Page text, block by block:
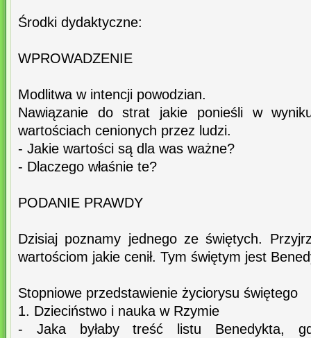
Środki dydaktyczne:
WPROWADZENIE
Modlitwa w intencji powodzian.
Nawiązanie do strat jakie ponieśli w
wartościach cenionych przez ludzi.
- Jakie wartości są dla was ważne?
- Dlaczego właśnie te?
PODANIE PRAWDY
Dzisiaj poznamy jednego ze świętych.
wartościom jakie cenił. Tym świętym jest
Stopniowe przedstawienie życiorysu świętego
1. Dzieciństwo i nauka w Rzymie
- Jaka byłaby treść listu Benedykta,